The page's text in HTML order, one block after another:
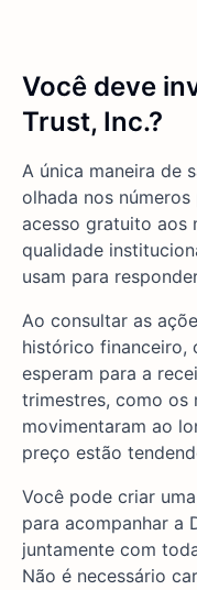
Você deve
Trust, Inc.?
A única maneira de
olhada nos
acesso gratuito aos
qualidade
usam para
Ao consultar as
histórico financeiro,
esperam para a
trimestres, como os
movimentaram ao
preço estão
Você pode criar
para acompanhar a
juntamente com
Não é necessário